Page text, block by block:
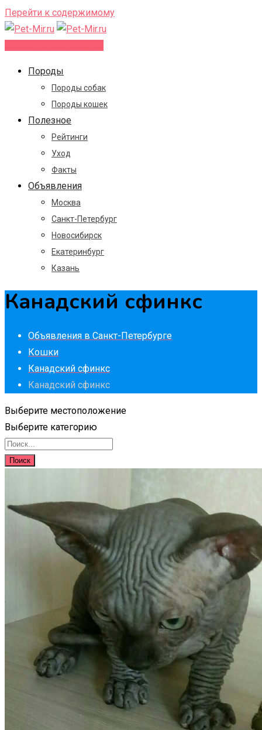
Перейти к содержимому
Породы
Породы собак
Породы кошек
Полезное
Рейтинги
Уход
Факты
Объявления
Москва
Санкт-Петербург
Новосибирск
Екатеринбург
Казань
Канадский сфинкс
Объявления в Санкт-Петербурге
Кошки
Канадский сфинкс
Канадский сфинкс
Выберите местоположение
Выберите категорию
Поиск